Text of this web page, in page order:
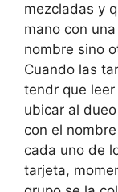
mezcladas y
mano con
nombre sino
Cuando las
tendr que
ubicar al
con el
cada uno de
tarjeta,